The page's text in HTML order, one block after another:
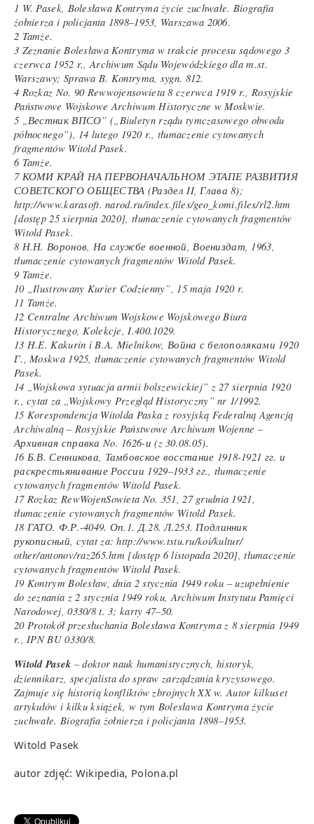
1 W. Pasek, Bolesława Kontryma życie zuchwałe. Biografia
żołnierza i policjanta 1898–1953, Warszawa 2006.
2 Tamże.
3 Zeznanie Bolesława Kontryma w trakcie procesu sądowego 3
czerwca 1952 r., Archiwum Sądu Wojewódzkiego dla m.st.
Warszawy; Sprawa B. Kontryma, sygn. 812.
4 Rozkaz No. 90 Rewwojensowieta 8 czerwca 1919 r., Rosyjskie
Państwowe Wojskowe Archiwum Historyczne w Moskwie.
5 „Вестник ВПСО” („Biuletyn rządu tymczasowego obwodu
północnego”), 14 lutego 1920 r., tłumaczenie cytowanych
fragmentów Witold Pasek.
6 Tamże.
7 КОМИ КРАЙ НА ПЕРВОНАЧАЛЬНОМ ЭТАПЕ РАЗВИТИЯ
СОВЕТСКОГО ОБЩЕСТВА (Раздел II, Глава 8);
http://www.karasoft. narod.ru/index.files/geo_komi.files/rl2.htm
[dostęp 25 sierpnia 2020], tłumaczenie cytowanych fragmentów
Witold Pasek.
8 Н.Н. Воронов, На службе военной, Воениздат, 1963,
tłumaczenie cytowanych fragmentów Witold Pasek.
9 Tamże.
10 „Ilustrowany Kurier Codzienny”, 15 maja 1920 r.
11 Tamże.
12 Centralne Archiwum Wojskowe Wojskowego Biura
Historycznego, Kolekcje, I.400.1029.
13 H.E. Kakurin i B.A. Mielnikow, Война с белополяками 1920
Г., Moskwa 1925, tłumaczenie cytowanych fragmentów Witold
Pasek.
14 „Wojskowa sytuacja armii bolszewickiej” z 27 sierpnia 1920
r., cytat za „Wojskowy Przegląd Historyczny” nr 1/1992.
15 Korespondencja Witolda Paska z rosyjską Federalną Agencją
Archiwalną – Rosyjskie Państwowe Archiwum Wojenne –
Архивная справка No. 1626-и (z 30.08.05).
16 Б.В. Сенникова, Тамбовское восстание 1918-1921 гг. и
раскрестьянивание России 1929–1933 гг., tłumaczenie
cytowanych fragmentów Witold Pasek.
17 Rozkaz RewWojenSowieta No. 351, 27 grudnia 1921,
tłumaczenie cytowanych fragmentów Witold Pasek.
18 ГАТО. Ф.Р.-4049. Оп.1. Д.28. Л.253. Подлинник
рукописный, cytat za: http://www.tstu.ru/koi/kultur/
other/antonov/raz265.htm [dostęp 6 listopada 2020], tłumaczenie
cytowanych fragmentów Witold Pasek.
19 Kontrym Bolesław, dnia 2 stycznia 1949 roku – uzupełnienie
do zeznania z 2 stycznia 1949 roku, Archiwum Instytutu Pamięci
Narodowej, 0330/8 t. 3; karty 47–50.
20 Protokół przesłuchania Bolesława Kontryma z 8 sierpnia 1949
r., IPN BU 0330/8.
Witold Pasek – doktor nauk humanistycznych, historyk,
dziennikarz, specjalista do spraw zarządzania kryzysowego.
Zajmuje się historią konfliktów zbrojnych XX w. Autor kilkuset
artykułów i kilku książek, w tym Bolesława Kontryma życie
zuchwałe. Biografia żołnierza i policjanta 1898–1953.
Witold Pasek
autor zdjęć: Wikipedia, Polona.pl